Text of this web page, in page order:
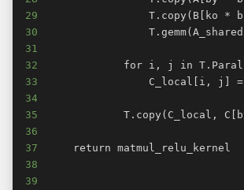
29
30
31
32
33
34
35
36
37
38
39